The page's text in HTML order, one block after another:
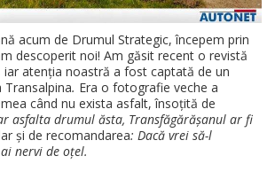
acum de Drumul Strategic, începem prin
descoperit noi! Am găsit recent o revistă
iar atenția noastră a fost captată de un
. Era o fotografie veche a
când nu exista asfalt, însoțită de
asfalta drumul ăsta, Transfăgărășanul ar fi
și de recomandarea: Dacă vrei să-l
nervi de oțel.